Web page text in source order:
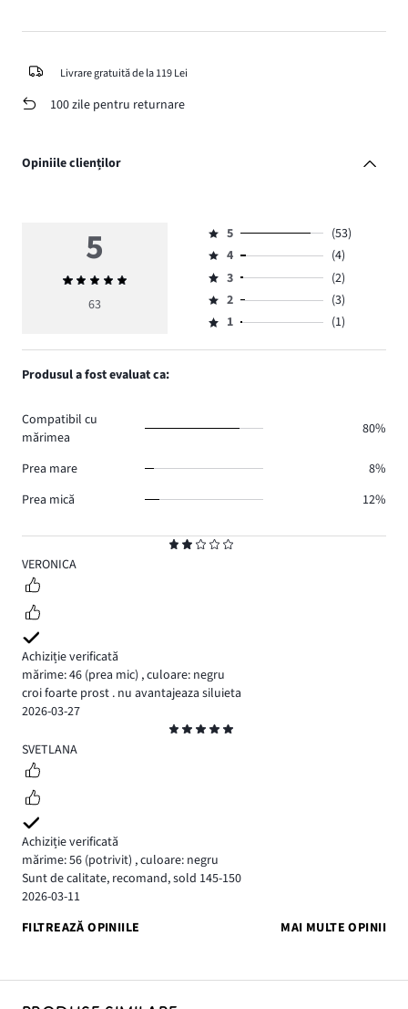
Livrare gratuită de la 119 Lei
100 zile pentru returnare
Opiniile clienților
2
VERONICA
Achiziție verificată
mărime: 46 (prea mic) ,culoare: negru
croi foarte prost . nu avantajeaza siluieta
2026-03-27
5
SVETLANA
Achiziție verificată
mărime: 56 (potrivit) ,culoare: negru
Sunt de calitate, recomand, sold 145-150
2026-03-11
FILTREAZĂ OPINIILE
MAI MULTE OPINII
5
Evaluarea
medie
63
Evaluare
5,
numărul
de
voturi
53.
5
(53)
Evaluare
4,
numărul
de
4.
4
(4)
Evaluare
3,
numărul
3
(2)
Evaluare
2,
2
(3)
Evaluare
1,
1 (1)
Produsul a fost evaluat ca:
Compatibil cu
mărimea
80%
Prea mare
8%
Prea mică
12%